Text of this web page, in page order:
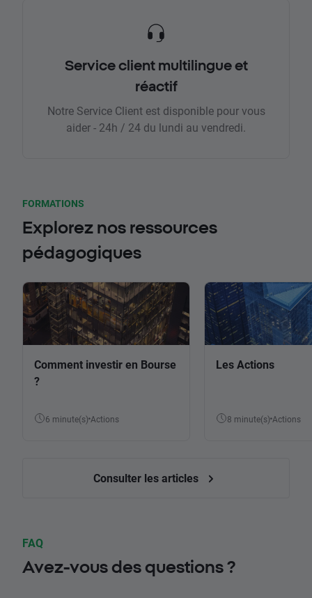
Service client multilingue et
réactif
Notre Service Client est disponible pour vous
aider - 24h / 24 du lundi au vendredi.
FORMATIONS
Explorez nos ressources
pédagogiques
Comment investir en Bourse
?
6 minute(s) Actions
Les Actions
8 minute(s) Actions
Consulter les articles
FAQ
Avez-vous des questions ?